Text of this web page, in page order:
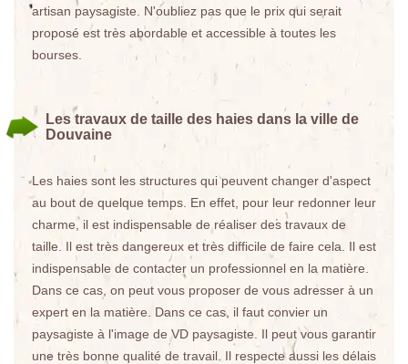
artisan paysagiste. N'oubliez pas que le prix qui serait
proposé est très abordable et accessible à toutes les
bourses.
Les travaux de taille des haies dans la ville de
Douvaine
Les haies sont les structures qui peuvent changer d'aspect
au bout de quelque temps. En effet, pour leur redonner leur
charme, il est indispensable de réaliser des travaux de
taille. Il est très dangereux et très difficile de faire cela. Il est
indispensable de contacter un professionnel en la matière.
Dans ce cas, on peut vous proposer de vous adresser à un
expert en la matière. Dans ce cas, il faut convier un
paysagiste à l'image de VD paysagiste. Il peut vous garantir
une très bonne qualité de travail. Il respecte aussi les délais